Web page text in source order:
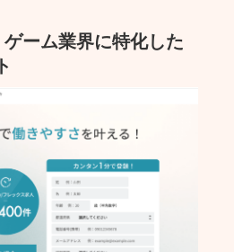
ーム業界に特化した